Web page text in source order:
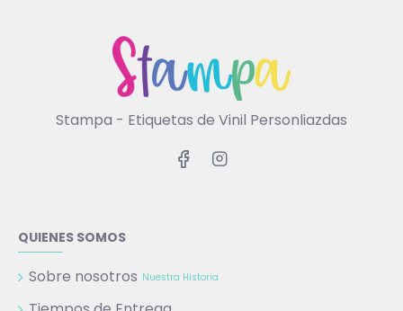
Stampa - Etiquetas de Vinil Personliazdas
QUIENES SOMOS
Sobre nosotros Nuestra Historia